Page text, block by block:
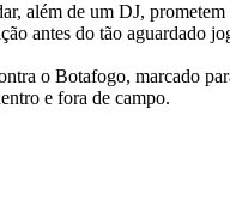
além de um DJ,
antes do tão aguardado
o Botafogo, marcado
e fora de campo.